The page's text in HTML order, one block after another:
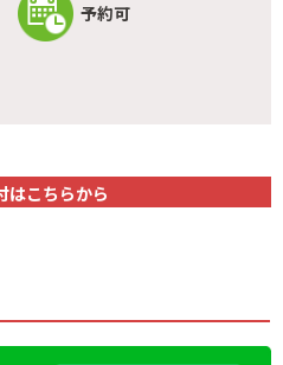
予約可
はこちらから